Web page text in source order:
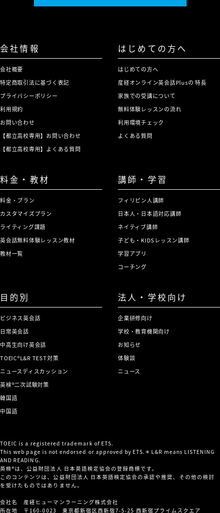
会社情報
会社概要
特定商取引法に基づく表記
プライバシーポリシー
利用規約
お問い合わせ
【都立高校専用】お問い合わせ
【都立高校専用】よくある質問
はじめての方へ
はじめての方へ
産経オンライン英会話Plusの 特長
家族での受講について
無料体験レッスンの流れ
利用環境チェック
よくある質問
料金・教材
料金・プラン
カスタマイズプラン
ライティング課題
英会話無料体験レッスン教材
教材一覧
講師・学習
フィリピン人講師
日本人・日本語対応講師
ネイティブ講師
子ども・KIDSレッスン講師
学習アプリ
コーチング
目的別
ビジネス英会話
日常英会話
中高生向け英会話
TOEIC®L&R TEST対策
ニュースディスカッション
英検®二次試験対策
韓国語
中国語
法人・学校向け
企業研修向け
学校・教育機関向け
お知らせ
体験談
ニュース
TOEIC is a registered trademark of ETS.
This web page is not endorsed or approved by ETS.＊L&R means LISTENING
AND READING.
英検®は、公益財団法人 日本英語検定協会の登録商標です。
このコンテンツは、公益財団法人 日本英語検定協会の承認や推奨、その他の検討
を受けたものではありません。
会社名 産経ヒューマンラーニング株式会社
所在地 〒160-0023 東京都新宿区西新宿7-5-25 西新宿プライムスクエア